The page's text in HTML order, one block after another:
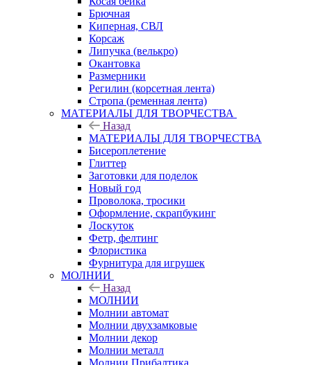
Брючная
Киперная, СВЛ
Корсаж
Липучка (велькро)
Окантовка
Размерники
Регилин (корсетная лента)
Стропа (ременная лента)
МАТЕРИАЛЫ ДЛЯ ТВОРЧЕСТВА
Назад
МАТЕРИАЛЫ ДЛЯ ТВОРЧЕСТВА
Бисероплетение
Глиттер
Заготовки для поделок
Новый год
Проволока, тросики
Оформление, скрапбукинг
Лоскуток
Фетр, фелтинг
Флористика
Фурнитура для игрушек
МОЛНИИ
Назад
МОЛНИИ
Молнии автомат
Молнии двухзамковые
Молнии декор
Молнии металл
Молнии Прибалтика